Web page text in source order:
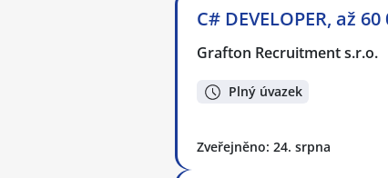
C# DEVELOPER, až 60
Grafton Recruitment s.r.o.
Plný úvazek
Zveřejněno: 24. srpna